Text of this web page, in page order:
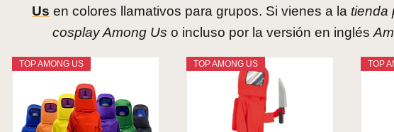
Us en colores llamativos para grupos. Si vienes a la tienda
cosplay Among Us o incluso por la versión en inglés
TOP AMONG US TOP AMONG US TOP